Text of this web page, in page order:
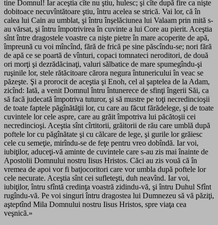
tine Domnul! Iar aceştia cîte nu ştiu, hulesc; şi cîte după fire ca nişte
dobitoace necuvîntătoare ştiu, întru acelea se strică. Vai lor, că în
calea lui Cain au umblat, şi întru înşelăciunea lui Valaam prin mită s-
au vărsat, şi întru împotrivirea în cuvinte a lui Core au pierit. Aceştia
sînt între dragostele voastre ca nişte pietre în mare acoperite de apă,
împreună cu voi mîncînd, fără de frică pe sine păscîndu-se; nori fără
de apă ce se poartă de vînturi, copaci tomnateci neroditori, de două
ori morţi şi dezrădăcinaţi, valuri sălbatice de mare spumegîndu-şi
ruşinile lor, stele rătăcitoare cărora negura întunericului în veac se
păzeşte. Şi a prorocit de aceştia şi Enoh, cel al şaptelea de la Adam,
zicînd: Iată, a venit Domnul întru întunerece de sfinţi îngerii Săi, ca
să facă judecată împotriva tuturor, şi să mustre pe toţi necredincioşii
de toate faptele păgînătăţii lor, cu care au făcut fărădelege, şi de toate
cuvintele lor cele aspre, care au grăit împotriva lui păcătoşii cei
necredincioşi. Aceştia sînt cîrtitorii, grăitorii de rău care umblă după
poftele lor cu păgînătate şi cu călcare de lege, şi gurile lor grăiesc
cele cu semeţie, mirîndu-se de feţe pentru vreo dobîndă. Iar voi,
iubiţilor, aduceţi-vă aminte de cuvintele care s-au zis mai înainte de
Apostolii Domnului nostru Iisus Hristos. Căci au zis vouă că în
vremea de apoi vor fi batjocoritori care vor umbla după poftele lor
cele necurate. Aceştia sînt cei sufleteşti, duh neavînd. Iar voi,
iubiţilor, întru sfîntă credinţa voastră zidindu-vă, şi întru Duhul Sfînt
rugîndu-vă. Pe voi singuri întru dragostea lui Dumnezeu să vă păziţi,
aşteptînd Mila Domnului nostru Iisus Hristos, spre viaţa cea
veşnică.»